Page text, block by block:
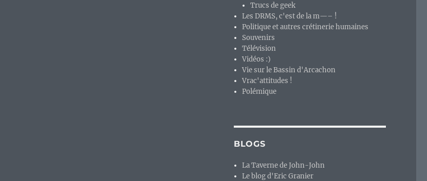
Trucs de geek
Les DRMS, c'est de la m—– !
Politique et autres crétinerie humaines
Souvenirs
Télévision
Vidéos :)
Vie sur le Bassin d'Arcachon
Vrac'attitudes !
Polémique
BLOGS
La Taverne de John-John
Le blog d'Eric Granier